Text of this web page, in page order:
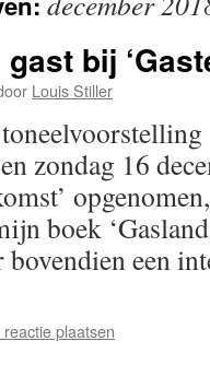
gast bij
Louis Stiller
zondag 16
boek
bovendien een
reactie plaatsen